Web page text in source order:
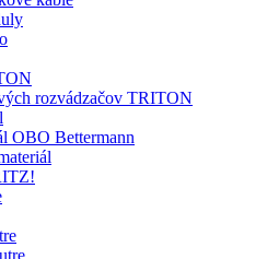
rozvádzačov TRITON
OBO Bettermann